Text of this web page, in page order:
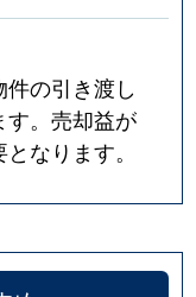
の引き渡し
す。売却益が
なります。